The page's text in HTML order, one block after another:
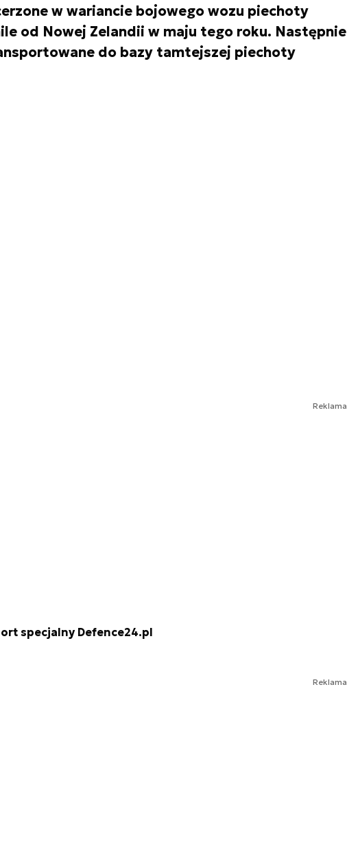
w wariancie bojowego wozu piechoty
od Nowej Zelandii w maju tego roku. Następnie
do bazy tamtejszej piechoty
Reklama
specjalny Defence24.pl
Reklama